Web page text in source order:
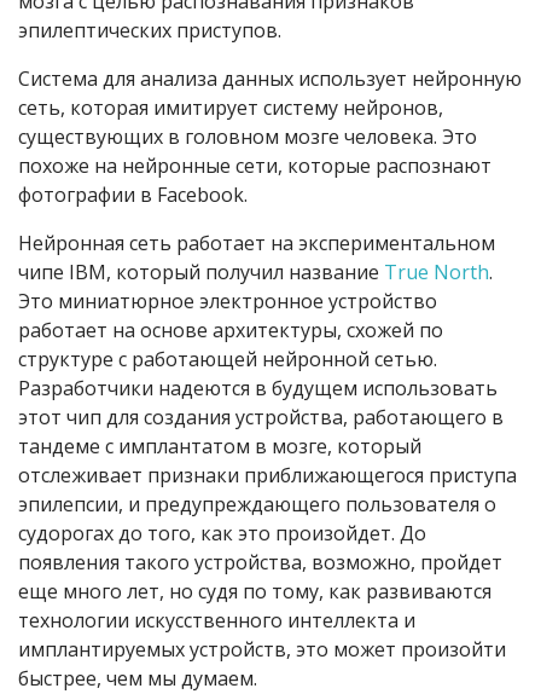
эпилептических приступов.
Система для анализа данных использует нейронную
сеть, которая имитирует систему нейронов,
существующих в головном мозге человека. Это
похоже на нейронные сети, которые распознают
фотографии в Facebook.
Нейронная сеть работает на экспериментальном
чипе IBM, который получил название True North.
Это миниатюрное электронное устройство
работает на основе архитектуры, схожей по
структуре с работающей нейронной сетью.
Разработчики надеются в будущем использовать
этот чип для создания устройства, работающего в
тандеме с имплантатом в мозге, который
отслеживает признаки приближающегося приступа
эпилепсии, и предупреждающего пользователя о
судорогах до того, как это произойдет. До
появления такого устройства, возможно, пройдет
еще много лет, но судя по тому, как развиваются
технологии искусственного интеллекта и
имплантируемых устройств, это может произойти
быстрее, чем мы думаем.